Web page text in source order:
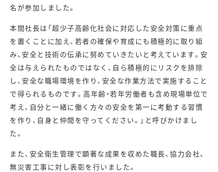
名が参加しました。
本間社長は「超少子高齢化社会に対応した安全対策に重点
を置くことに加え、若者の確保や育成にも積極的に取り組
み、安全と技術の伝承に努めていきたいと考えています。安
全は与えられたものではなく、自ら積極的にリスクを排除
し、安全な職場環境を作り、安全な作業方法で実施すること
で得られるものです。高年齢・若年労働者も含め現場単位で
考え、自分と一緒に働く方々の安全を第一に考動する習慣
を作り、自身と仲間を守ってください。」と呼びかけまし
た。
また、安全衛生管理で顕著な成果を収めた職長、協力会社、
無災害工事に対し表彰を行いました。